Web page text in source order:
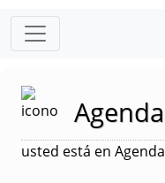
Agenda
usted está en Agenda